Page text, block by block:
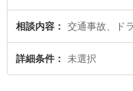
す。『兵庫県で土日や夜間に発
を今すぐに弁護士に相談したい
決の実績豊富な近くの弁護士を
相談内容 交通事故、ド
詳細条件 未選択